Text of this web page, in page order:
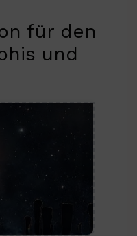
für den
und